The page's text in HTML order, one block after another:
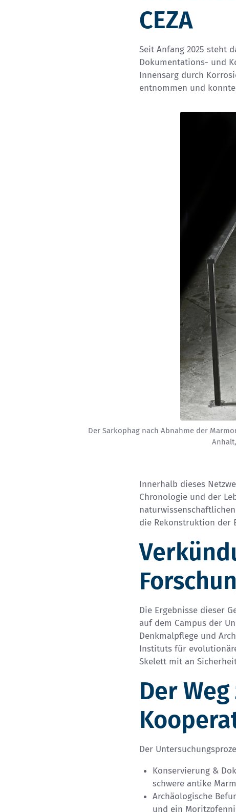
CEZA
Seit Anfang 2025 steht
Dokumentations- und
Innensarg durch
entnommen und
Der Sarkophag nach Abnahme der
Innerhalb dieses
Chronologie und der
die Rekonstruktion der
Die Ergebnisse dieser
auf dem Campus der
Denkmalpflege und
Instituts für
Skelett mit an
Der
Der
Konservierung &
schwere antike
Archäologische
und ein